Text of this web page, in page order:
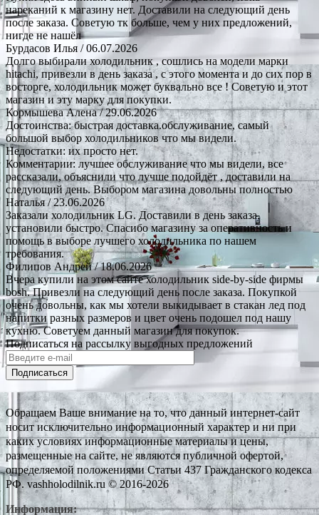
нареканий к магазину нет. Доставили на следующий день
после заказа. Советую тк больше, чем у них предложений,
нигде не нашёл
Бурдасов Илья / 06.07.2026
Долго выбирали холодильник , сошлись на модели марки
hitachi, привезли в день заказа , с этого момента и до сих пор в
восторге, холодильник может буквально все ! Советую и этот
магазин и эту марку для покупки.
Кормышева Алена/ 29.06.2026
Достоинства: быстрая доставка.обслуживание, самый
большой выбор холодильников что мы видели.
Недостатки: их просто нет.
Комментарии: лучшее обслуживание что мы видели, все
рассказали, объяснили что лучше подойдёт , доставили на
следующий день. Выбором магазина довольны полностью
Наталья/ 23.06.2026
Заказали холодильник LG. Доставили в день заказа,
установили быстро. Спасибо магазину за оперативность и
помощь в выборе лучшего холодильника по нашем
требования.
Филипов Андрей/ 18.06.2026
Вчера купили на этом сайте холодильник side-by-side фирмы
bosh. Привезли на следующий день после заказа. Покупкой
очень довольны, как мы хотели выкидывает в стакан лед под
напитки разных размеров и цвет очень подошел под нашу
кухню. Советуем данный магазин для покупок.
Подписаться на рассылку выгодных предложений
Подписаться
Обращаем Ваше внимание на то, что данный интернет-сайт
носит исключительно информационный характер и ни при
каких условиях информационные материалы и цены,
размещенные на сайте, не являются публичной офертой,
определяемой положениями Статьи 437 Гражданского кодекса
РФ. vashholodilnik.ru © 2016-2026
Информация: